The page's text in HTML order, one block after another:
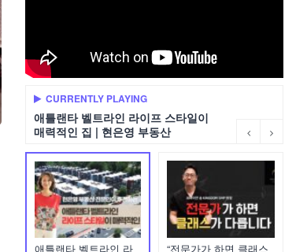
CURRENTLY PLAYING
애틀랜타 벨트라인 라이프 스타일이
매력적인 집 | 현은영 부동산
애틀랜타 벨트라인 라
“전문가가 하면 클래스